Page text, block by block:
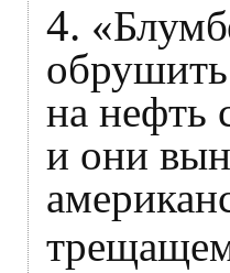
4.
на нефть
и они